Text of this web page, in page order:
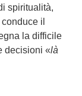
spiritualità,
il
la difficile
decisioni «là